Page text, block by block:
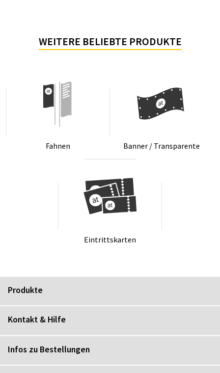
WEITERE BELIEBTE PRODUKTE
Fah­nen Ban­ner / Trans­pa­ren­te
Ein­tritts­kar­ten
Produkte
Kontakt & Hilfe
Infos zu Bestellungen